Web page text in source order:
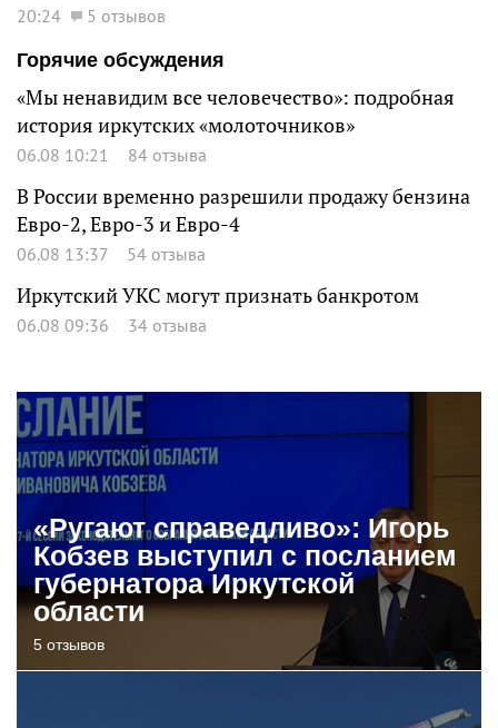
20:24
5 отзывов
Горячие обсуждения
«Мы ненавидим все человечество»: подробная
история иркутских «молоточников»
06.08 10:21 84 отзыва
В России временно разрешили продажу бензина
Евро-2, Евро-3 и Евро-4
06.08 13:37 54 отзыва
Иркутский УКС могут признать банкротом
06.08 09:36 34 отзыва
«Ругают справедливо»: Игорь
Кобзев выступил с посланием
губернатора Иркутской
области
5 отзывов